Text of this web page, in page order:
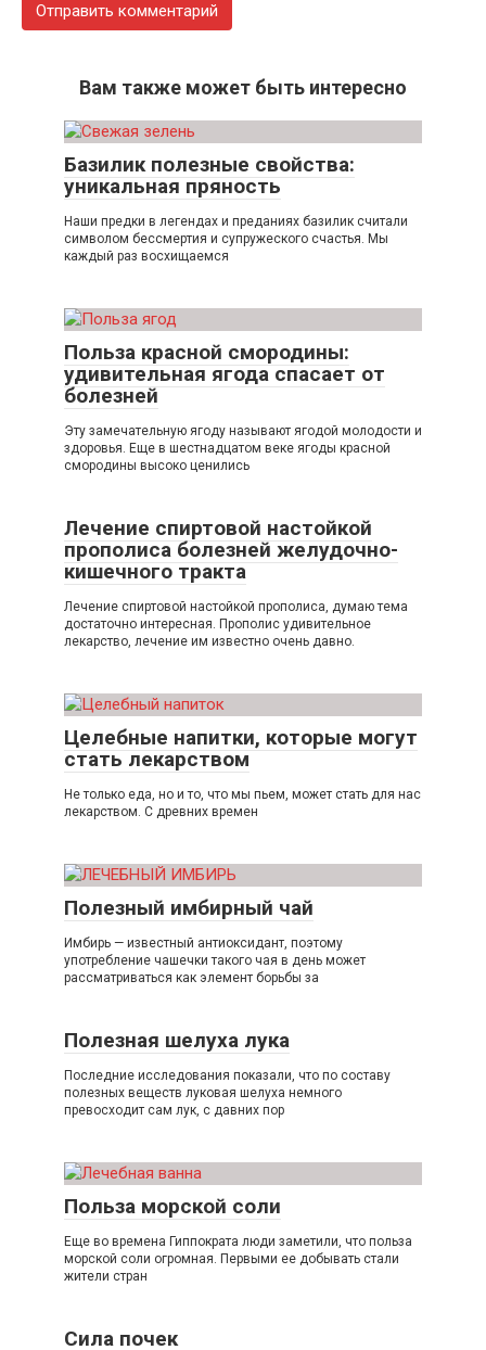
Вам также может быть интересно
Базилик полезные свойства:
уникальная пряность
Наши предки в легендах и преданиях базилик считали
символом бессмертия и супружеского счастья. Мы
каждый раз восхищаемся
Польза красной смородины:
удивительная ягода спасает от
болезней
Эту замечательную ягоду называют ягодой молодости и
здоровья. Еще в шестнадцатом веке ягоды красной
смородины высоко ценились
Лечение спиртовой настойкой
прополиса болезней желудочно-
кишечного тракта
Лечение спиртовой настойкой прополиса, думаю тема
достаточно интересная. Прополис удивительное
лекарство, лечение им известно очень давно.
Целебные напитки, которые могут
стать лекарством
Не только еда, но и то, что мы пьем, может стать для нас
лекарством. С древних времен
Полезный имбирный чай
Имбирь — известный антиоксидант, поэтому
употребление чашечки такого чая в день может
рассматриваться как элемент борьбы за
Полезная шелуха лука
Последние исследования показали, что по составу
полезных веществ луковая шелуха немного
превосходит сам лук, с давних пор
Польза морской соли
Еще во времена Гиппократа люди заметили, что польза
морской соли огромная. Первыми ее добывать стали
жители стран
Сила почек